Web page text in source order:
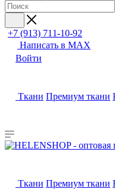
+7 (913) 711-10-92
Написать в MAX
Войти
Ткани Премиум ткани
Ткани Премиум ткани